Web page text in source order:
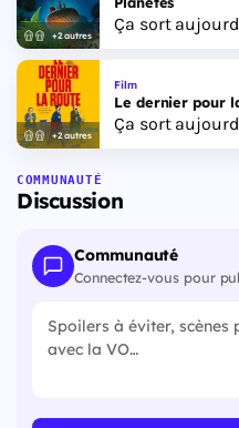
+2 autres
Ça sort
+2 autres
Film
Le dernier pour
Ça sort
COMMUNAUTÉ
Discussion
Communauté
Connectez-vous pour